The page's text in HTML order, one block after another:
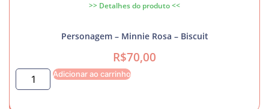
>> Detalhes do produto <<
Personagem – Minnie Rosa – Biscuit
R$70,00
Adicionar ao carrinho